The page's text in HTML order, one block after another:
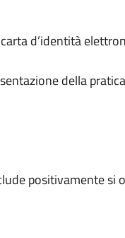
d’identità
della
positivamente si